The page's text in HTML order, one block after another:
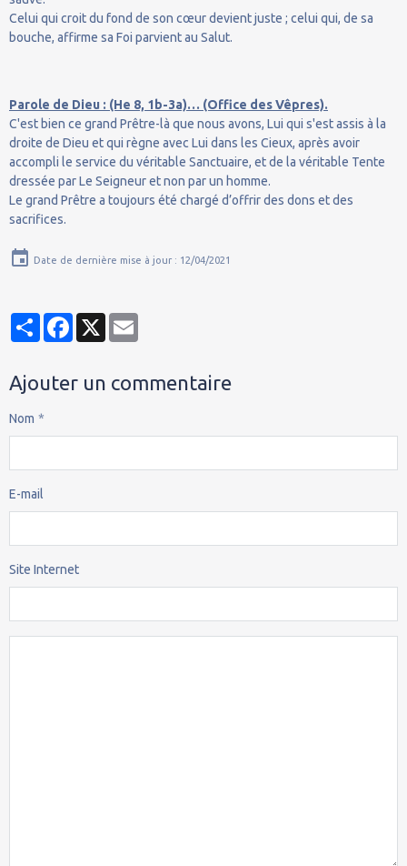
Celui qui croit du fond de son cœur devient juste ; celui qui, de sa
bouche, affirme sa Foi parvient au Salut.
Parole de Dieu : (He 8, 1b-3a)… (Office des Vêpres).
C'est bien ce grand Prêtre-là que nous avons, Lui qui s'est assis à la
droite de Dieu et qui règne avec Lui dans les Cieux, après avoir
accompli le service du véritable Sanctuaire, et de la véritable Tente
dressée par Le Seigneur et non par un homme.
Le grand Prêtre a toujours été chargé d’offrir des dons et des
sacrifices.
Date de dernière mise à jour : 12/04/2021
PartagerFacebook
X
Ajouter un commentaire
Nom
E-mail
Site Internet